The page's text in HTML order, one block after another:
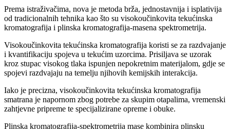
Prema istraživačima, nova je metoda brža, jednostavnija i isplativija
od tradicionalnih tehnika kao što su visokoučinkovita tekućinska
kromatografija i plinska kromatografija-masena spektrometrija.
Visokoučinkovita tekućinska kromatografija koristi se za razdvajanje
i kvantifikaciju spojeva u tekućim uzorcima. Prisiljava se uzorak
kroz stupac visokog tlaka ispunjen nepokretnim materijalom, gdje se
spojevi razdvajaju na temelju njihovih kemijskih interakcija.
Iako je precizna, visokoučinkovita tekućinska kromatografija
smatrana je napornom zbog potrebe za skupim otapalima, vremenski
zahtjevne pripreme te specijalizirane opreme i obuke.
Plinska kromatografija-spektrometrija mase kombinira plinsku